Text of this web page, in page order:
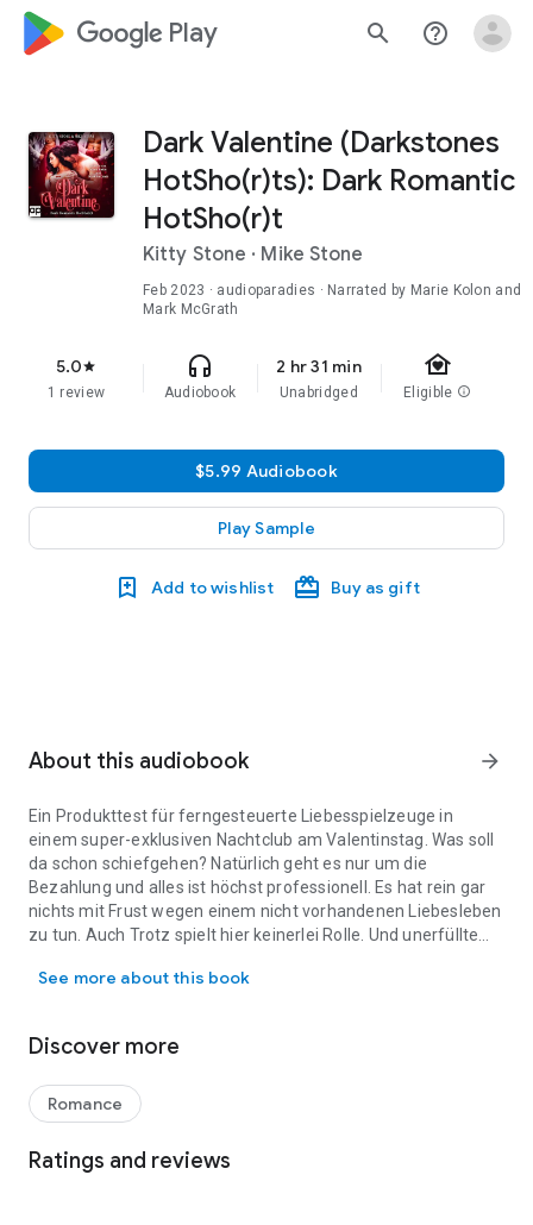
google_logo Play search help_outline
Dark Valentine (Darkstones
HotSho(r)ts): Dark Romantic
HotSho(r)t
Kitty Stone · Mike Stone
Feb 2023 · audioparadies · Narrated by Marie Kolon and
Mark McGrath
5.0star
1 review
headphones
Audiobook
2 hr 31 min
Unabridged
family_home
Eligible info
$5.99 Audiobook
Play Sample
Add to wishlist Buy as gift
About this audiobook arrow_forward
Ein Produkttest für ferngesteuerte Liebesspielzeuge in
einem super-exklusiven Nachtclub am Valentinstag. Was soll
da schon schiefgehen? Natürlich geht es nur um die
Bezahlung und alles ist höchst professionell. Es hat rein gar
nichts mit Frust wegen einem nicht vorhandenen Liebesleben
zu tun. Auch Trotz spielt hier keinerlei Rolle. Und unerfüllte
Valentinstag. Ich habe alles im Griff und es wird keine
hat. Da war ich mir absolut sicher! Bis ich herausfand, dass
HotSho(r)ts aus dem Hause Stone sind heiße Leckerlis, die
schnell zur Sache kommen und sich hervorragend für einen
genüsslichen Aufenthalt in der Badewanne oder unter der
Kuscheldecke eignen.
See more about this book
Discover more
Romance
Ratings and reviews